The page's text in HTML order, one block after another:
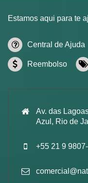
Estamos aqui para te
Central de Ajuda
Reembolso
Av. das
Azul, Rio de
+55 21 9